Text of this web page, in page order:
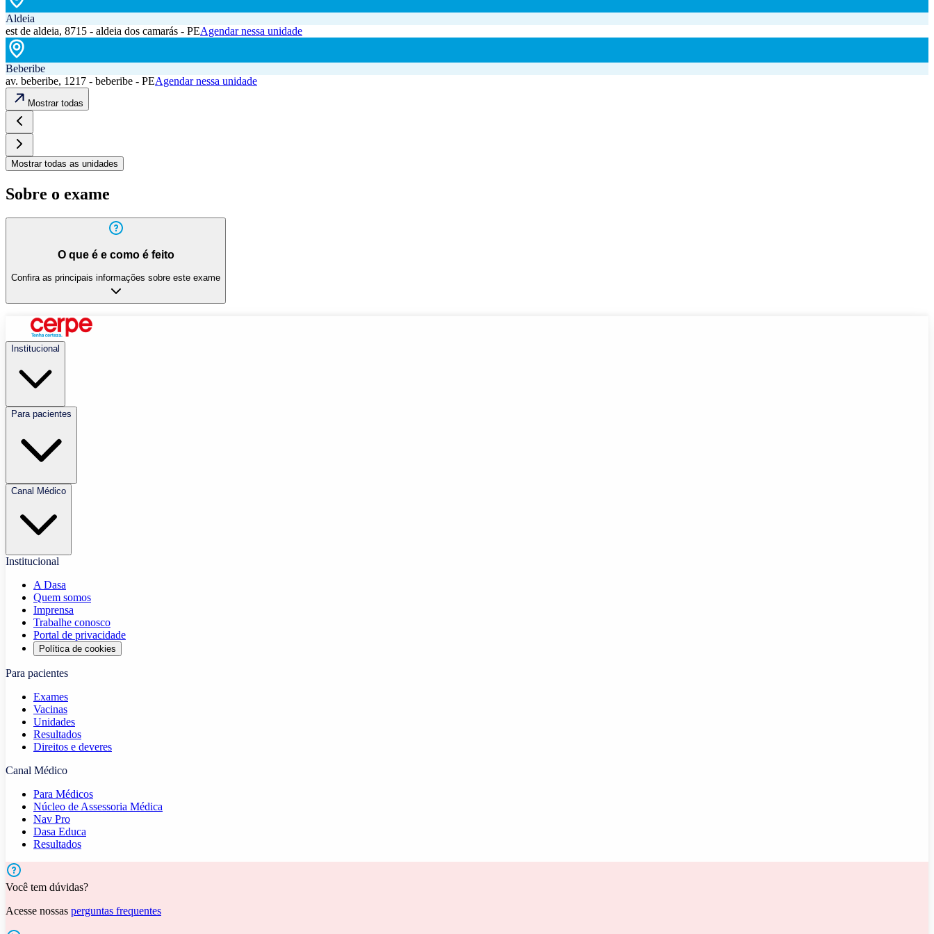
Aldeia
est de aldeia, 8715 - aldeia dos camarás - PEAgendar nessa unidade
Beberibe
av. beberibe, 1217 - beberibe - PEAgendar nessa unidade
Mostrar todas
Mostrar todas as unidades
Sobre o exame
O que é e como é feito
Confira as principais informações sobre este exame
Institucional
Para pacientes
Canal Médico
Institucional
A Dasa
Quem somos
Imprensa
Trabalhe conosco
Portal de privacidade
Política de cookies
Para pacientes
Exames
Vacinas
Unidades
Resultados
Direitos e deveres
Canal Médico
Para Médicos
Núcleo de Assessoria Médica
Nav Pro
Dasa Educa
Resultados
Você tem dúvidas?
Acesse nossas perguntas frequentes